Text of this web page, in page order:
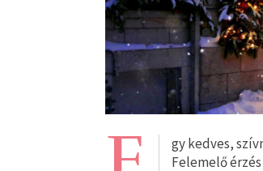
gy kedves,
Felemelő